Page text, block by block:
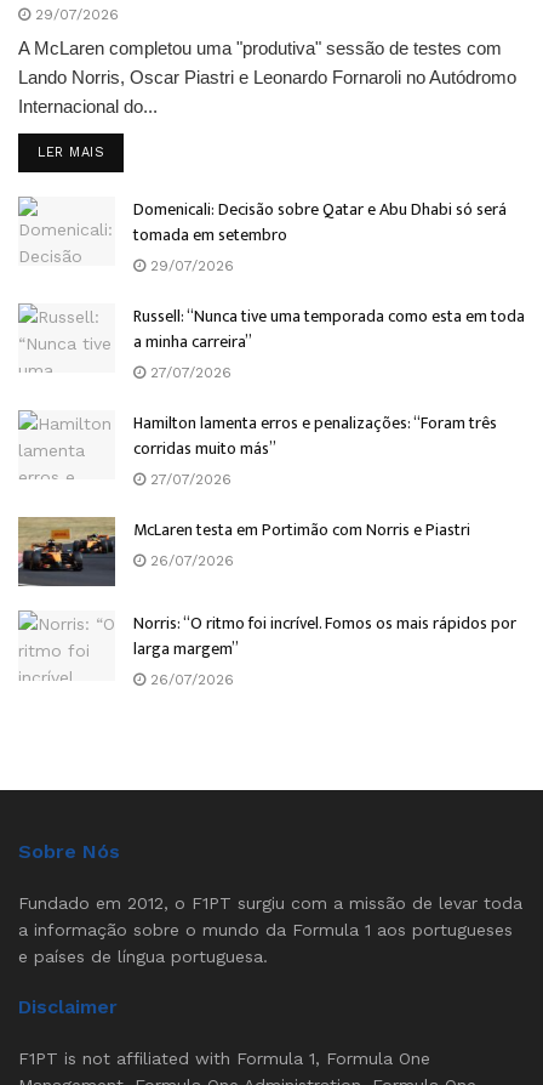
29/07/2026
A McLaren completou uma "produtiva" sessão de testes com
Lando Norris, Oscar Piastri e Leonardo Fornaroli no Autódromo
Internacional do...
LER MAIS
Domenicali: Decisão sobre Qatar e Abu Dhabi só será
tomada em setembro
29/07/2026
Russell: “Nunca tive uma temporada como esta em toda
a minha carreira”
27/07/2026
Hamilton lamenta erros e penalizações: “Foram três
corridas muito más”
27/07/2026
McLaren testa em Portimão com Norris e Piastri
26/07/2026
Norris: “O ritmo foi incrível. Fomos os mais rápidos por
larga margem”
26/07/2026
Sobre Nós
Fundado em 2012, o F1PT surgiu com a missão de levar toda
a informação sobre o mundo da Formula 1 aos portugueses
e países de língua portuguesa.
Disclaimer
F1PT is not affiliated with Formula 1, Formula One